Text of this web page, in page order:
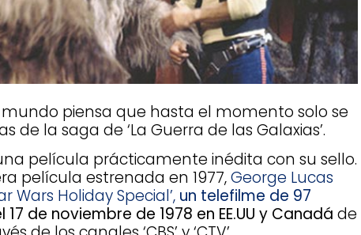
piensa que hasta el momento solo se
de la saga de ‘La Guerra de las Galaxias’.
película prácticamente inédita con su sello.
película estrenada en 1977,George Lucas
Wars Holiday Special’, un telefilme de 97
de noviembre de 1978 en EE.UU y Canadá de